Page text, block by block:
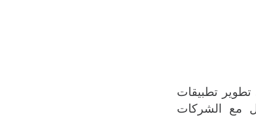
تطبيقات
مع الشركات